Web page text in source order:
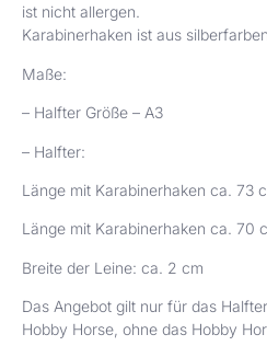
ist nicht allergen.
Karabinerhaken ist aus
Maße:
– Halfter Größe – A3
– Halfter:
Länge mit Karabinerhaken ca. 73
Länge mit Karabinerhaken ca. 70
Breite der Leine: ca. 2 cm
Das Angebot gilt nur für das
Hobby Horse, ohne das Hobby